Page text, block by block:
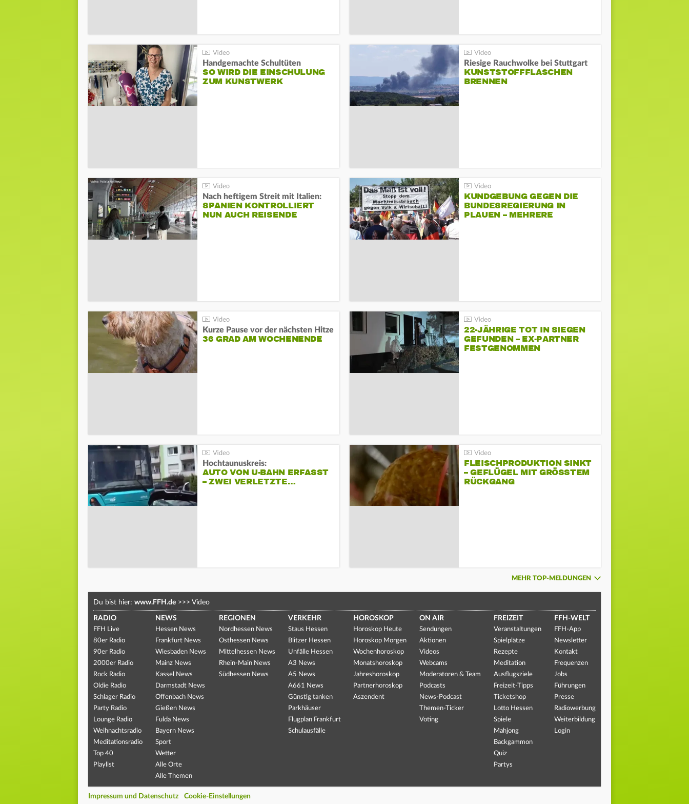
Handgemachte Schultüten
SO WIRD DIE EINSCHULUNG
ZUM KUNSTWERK
Riesige Rauchwolke bei Stuttgart
KUNSTSTOFFFLASCHEN
BRENNEN
Nach heftigem Streit mit Italien:
SPANIEN KONTROLLIERT
NUN AUCH REISENDE
KUNDGEBUNG GEGEN DIE
BUNDESREGIERUNG IN
PLAUEN – MEHRERE
Kurze Pause vor der nächsten Hitze
36 GRAD AM WOCHENENDE
22-JÄHRIGE TOT IN SIEGEN
GEFUNDEN – EX-PARTNER
FESTGENOMMEN
Hochtaunuskreis:
AUTO VON U-BAHN ERFASST
– ZWEI VERLETZTE…
FLEISCHPRODUKTION SINKT
– GEFLÜGEL MIT GRÖSSTEM R
ÜCKGANG
MEHR TOP-MELDUNGEN
Du bist hier: www.FFH.de >>> Video
RADIO
FFH Live
80er Radio
90er Radio
2000er Radio
Rock Radio
Oldie Radio
Schlager Radio
Party Radio
Lounge Radio
Weihnachtsradio
Meditationsradio
Top 40
Playlist
NEWS
Hessen News
Frankfurt News
Wiesbaden News
Mainz News
Kassel News
Darmstadt News
Offenbach News
Gießen News
Fulda News
Bayern News
Sport
Wetter
Alle Orte
Alle Themen
REGIONEN
Nordhessen News
Osthessen News
Mittelhessen News
Rhein-Main News
Südhessen News
VERKEHR
Staus Hessen
Blitzer Hessen
Unfälle Hessen
A3 News
A5 News
A661 News
Günstig tanken
Parkhäuser
Flugplan Frankfurt
Schulausfälle
HOROSKOP
Horoskop Heute
Horoskop Morgen
Wochenhoroskop
Monatshoroskop
Jahreshoroskop
Partnerhoroskop
Aszendent
ON AIR
Sendungen
Aktionen
Videos
Webcams
Moderatoren & Team
Podcasts
News-Podcast
Themen-Ticker
Voting
FREIZEIT
Veranstaltungen
Spielplätze
Rezepte
Meditation
Ausflugsziele
Freizeit-Tipps
Ticketshop
Lotto Hessen
Spiele
Mahjong
Backgammon
Quiz
Partys
FFH-WELT
FFH-App
Newsletter
Kontakt
Frequenzen
Jobs
Führungen
Presse
Radiowerbung
Weiterbildung
Login
Impressum und Datenschutz Cookie-Einstellungen